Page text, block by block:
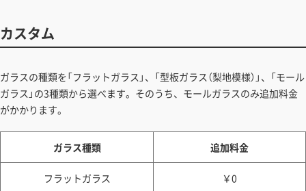
カスタム
ガラスの種類を「フラットガラス」、「型板ガラス（梨地模様）」、「モール
ガラス」の3種類から選べます。そのうち、モールガラスのみ追加料金
がかかります。
ガラス種類 追加料金
フラットガラス ￥0